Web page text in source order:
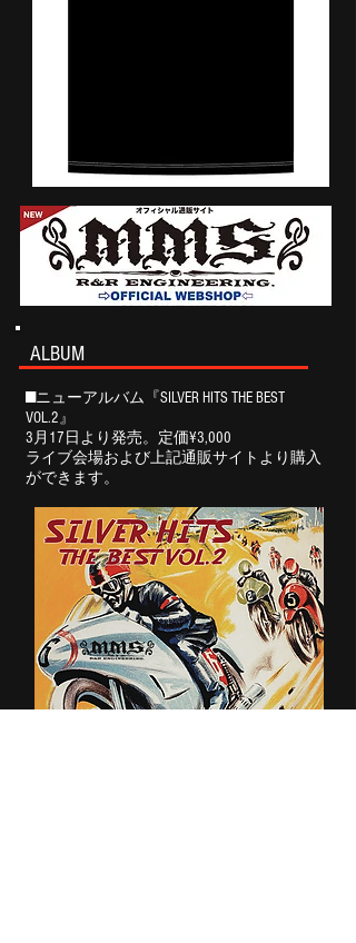
ALBUM
■ニューアルバム『SILVER HITS THE BEST
VOL.2』
3月17日より発売。定価¥3,000
ライブ会場および上記通販サイトより購入
ができます。